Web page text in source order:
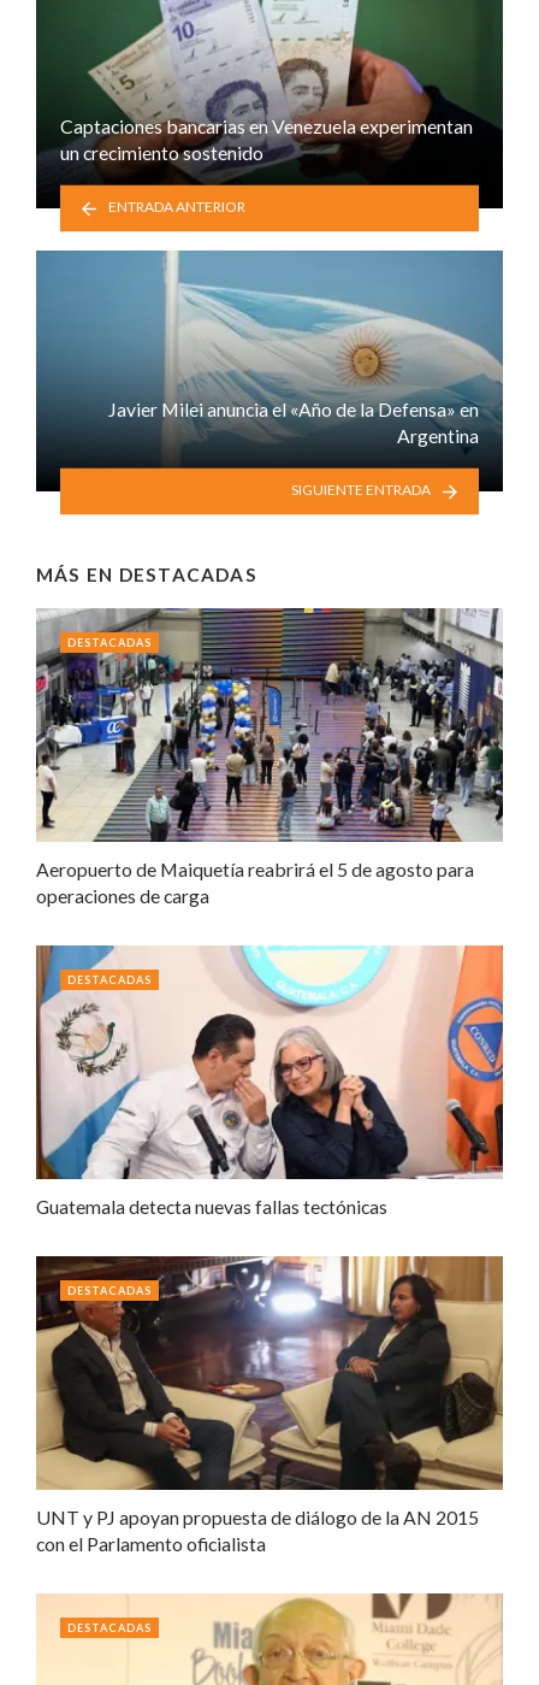
Captaciones bancarias en Venezuela experimentan
un crecimiento sostenido
ENTRADA ANTERIOR
Javier Milei anuncia el «Año de la Defensa» en
Argentina
SIGUIENTE ENTRADA
MÁS EN DESTACADAS
Aeropuerto de Maiquetía reabrirá el 5 de agosto para
operaciones de carga
DESTACADAS
Guatemala detecta nuevas fallas tectónicas
DESTACADAS
UNT y PJ apoyan propuesta de diálogo de la AN 2015
con el Parlamento oficialista
DESTACADAS
DESTACADAS